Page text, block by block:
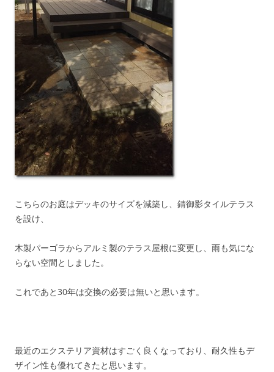
こちらのお庭はデッキのサイズを減築し、錆御影タイルテラス
を設け、
木製パーゴラからアルミ製のテラス屋根に変更し、雨も気にな
らない空間としました。
これであと30年は交換の必要は無いと思います。
最近のエクステリア資材はすごく良くなっており、耐久性もデ
ザイン性も優れてきたと思います。